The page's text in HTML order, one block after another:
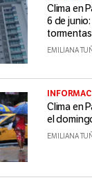
Clima en
6 de
EMILIANA
Clima en
el
EMILIANA